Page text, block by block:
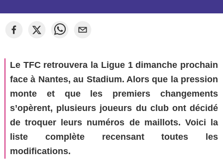
Le TFC retrouvera la Ligue 1 dimanche prochain
face à Nantes, au Stadium. Alors que la pression
monte et que les premiers changements
s’opèrent, plusieurs joueurs du club ont décidé
de troquer leurs numéros de maillots. Voici la
liste complète recensant toutes les
modifications.